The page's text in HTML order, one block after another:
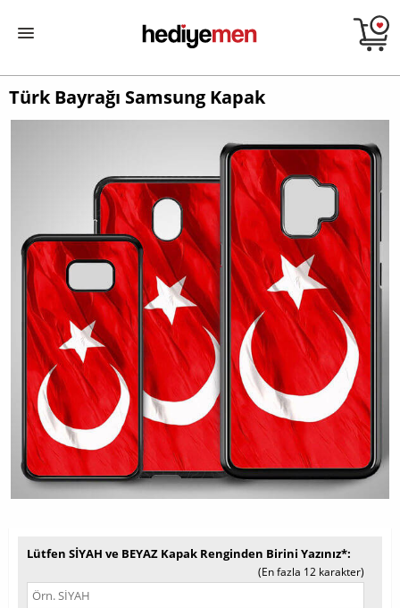
Türk Bayrağı Samsung Kapak
Lütfen SİYAH ve BEYAZ Kapak Renginden Birini Yazınız*
(En fazla 12 karakter)